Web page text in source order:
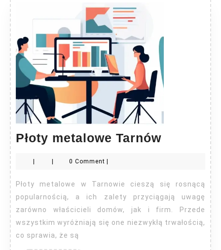
Płoty metalowe TarnówPłoty
metalowe
| | 0 Comment |
Płoty metalowe w Tarnowie cieszą się rosnącą
popularnością, a ich zalety przyciągają uwagę
zarówno właścicieli domów, jak i firm. Przede
wszystkim wyróżniają się one niezwykłą trwałością,
co sprawia, że są